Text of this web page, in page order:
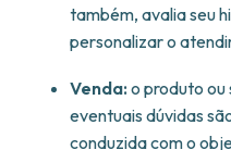
também, avalia seu
personalizar o
Venda: o produto ou
eventuais dúvidas
conduzida com o